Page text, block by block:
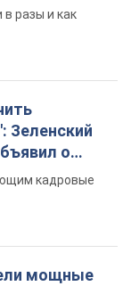
разы и как
Зеленский
о
кадровые
мощные